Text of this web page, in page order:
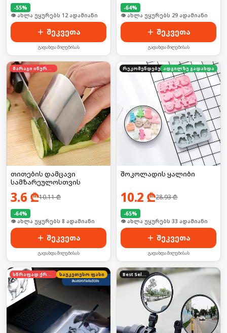
-55%
🛒 ბოლო 24სთ-ში იყიდა 21-მა
შეკვეთა
გადახდა მიღებისას
-64%
🛒 ბოლო 24სთ-ში იყიდა 39-მა
შეკვეთა
გადახდა მიღებისას
მარაგი იწურება
თითების დამცავი
სამზარეულოსთვის
3.6 ₾10.11₾
-64%
🛒 ბოლო 24სთ-ში იყიდა 15-მა
შეკვეთა
გადახდა მიღებისას
რეკომენდებულიადგილზე გადახდა
შოკოლადის ყალიბი
10.2 ₾28.93₾
-65%
🛒 ბოლო 24სთ-ში იყიდა 50-მა
შეკვეთა
გადახდა მიღებისას
სწრაფად ქრება საუკეთესო ფასი Best Seller